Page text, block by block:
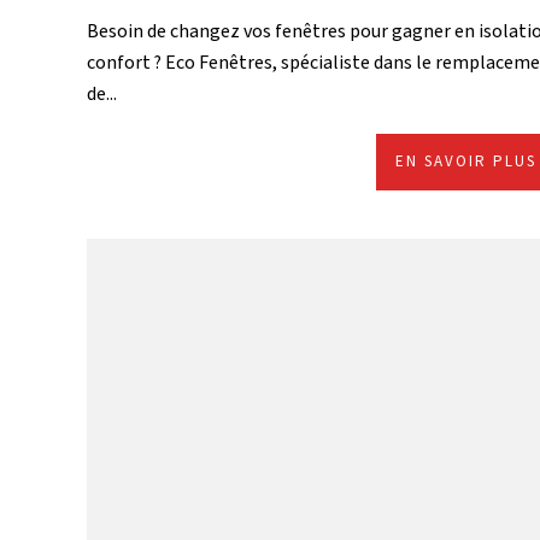
Besoin de changez vos fenêtres pour gagner en
confort ? Eco Fenêtres, spécialiste dans le
de...
EN SAVOIR PLUS